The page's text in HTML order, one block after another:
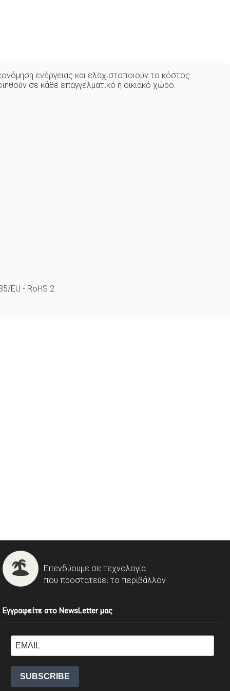
ενέργειας και ελαχιστοποιούν το κόστος
σε κάθε επαγγελματικό ή οικιακό χώρo.
EU - RoHS 2
Επενδύουμε σε τεχνολογία
που προστατεύει το περιβάλλον
Εγγραφείτε στο NewsLetter μας
SUBSCRIBE